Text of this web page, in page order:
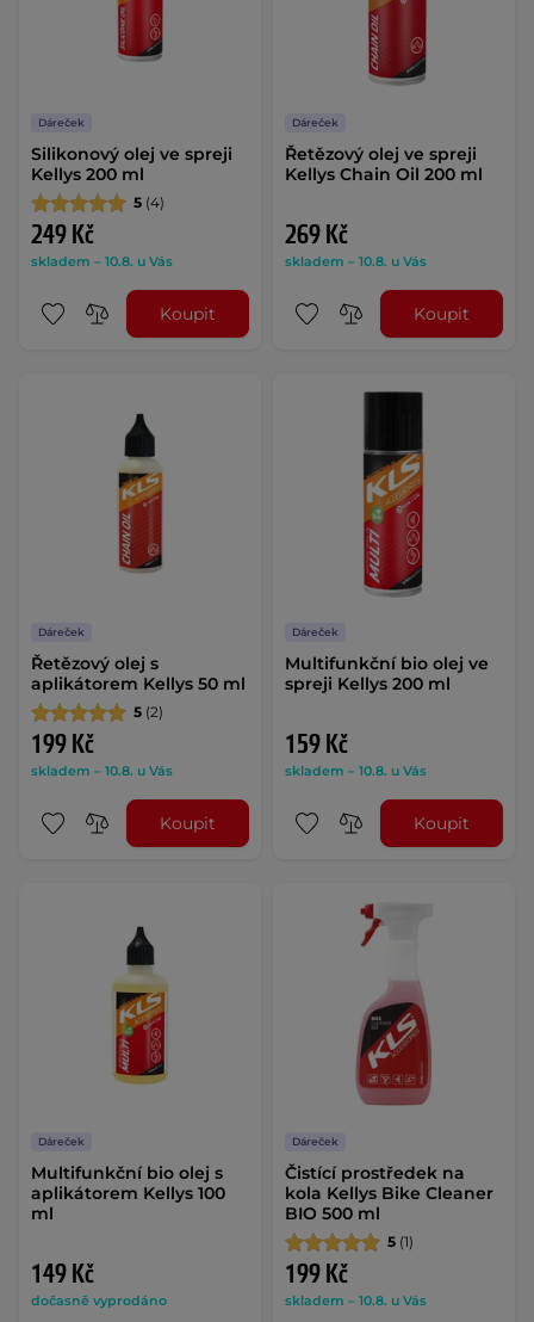
Dáreček
Silikonový olej ve spreji
Kellys 200 ml
5 (4)
249 Kč
skladem – 10.8. u Vás
Koupit
Dáreček
Řetězový olej ve spreji
Kellys Chain Oil 200 ml
269 Kč
skladem – 10.8. u Vás
Koupit
Dáreček
Řetězový olej s
aplikátorem Kellys 50 ml
5 (2)
199 Kč
skladem – 10.8. u Vás
Koupit
Dáreček
Multifunkční bio olej ve
spreji Kellys 200 ml
159 Kč
skladem – 10.8. u Vás
Koupit
Dáreček
Multifunkční bio olej s
aplikátorem Kellys 100
ml
149 Kč
dočasně vyprodáno
Dáreček
Čistící prostředek na
kola Kellys Bike Cleaner
BIO 500 ml
5 (1)
199 Kč
skladem – 10.8. u Vás